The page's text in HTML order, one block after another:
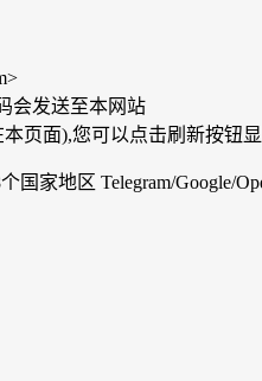
会发送至本网站
页面),您可以点击刷新按钮
家地区 Telegram/Google/